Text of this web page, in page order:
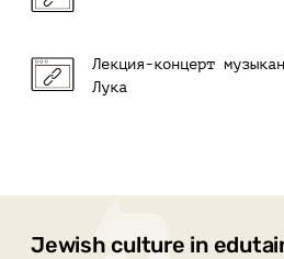
Лекция-концерт
Лука
Jewish culture in